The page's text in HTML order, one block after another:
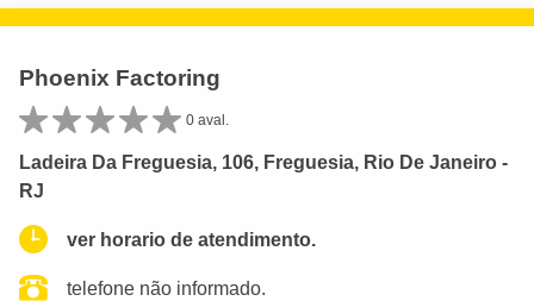
Phoenix Factoring
0 aval.
Ladeira Da Freguesia, 106, Freguesia, Rio De Janeiro -
RJ
ver horario de atendimento.
telefone não informado.